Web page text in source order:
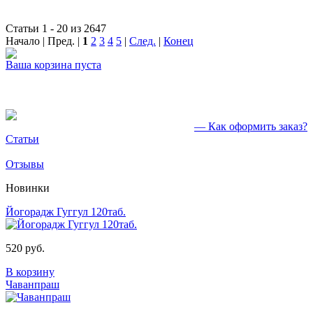
Статьи 1 - 20 из 2647
Начало | Пред. | 1 2 3 4 5 | След. | Конец
Ваша корзина пуста
— Как оформить заказ?
Статьи
Отзывы
Новинки
Йогорадж Гуггул 120таб.
520 руб.
В корзину
Чаванпраш